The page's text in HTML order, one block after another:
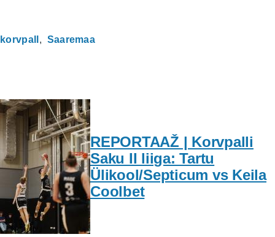
korvpall Saaremaa
REPORTAAŽ | Korvpalli
Saku II liiga: Tartu
Ülikool/Septicum vs Keila
Coolbet